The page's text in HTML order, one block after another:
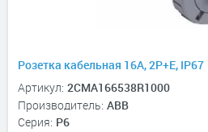
Розетка кабельная 16A, 2P+E, IP67
Артикул: 2CMA166538R1000
Производитель: ABB
Серия: P6